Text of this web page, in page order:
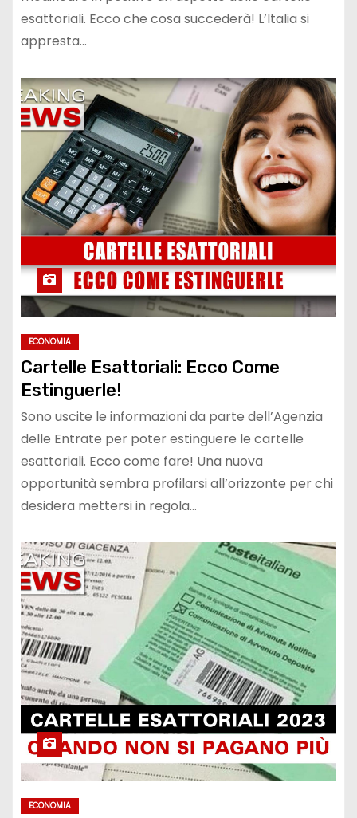
esattoriali. Ecco che cosa succederà! L’Italia si
appresta…
ECONOMIA
Cartelle Esattoriali: Ecco Come
Estinguerle!
Sono uscite le informazioni da parte dell’Agenzia
delle Entrate per poter estinguere le cartelle
esattoriali. Ecco come fare! Una nuova
opportunità sembra profilarsi all’orizzonte per chi
desidera mettersi in regola…
ECONOMIA